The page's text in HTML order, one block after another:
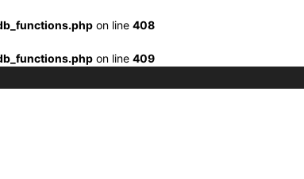
on line 408
on line 409